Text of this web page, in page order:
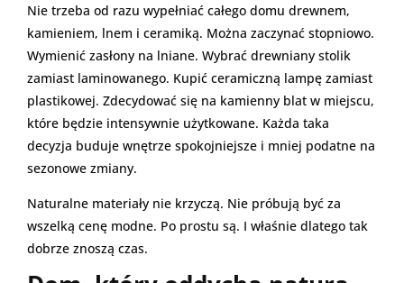
Nie trzeba od razu wypełniać całego domu drewnem,
kamieniem, lnem i ceramiką. Można zaczynać stopniowo.
Wymienić zasłony na lniane. Wybrać drewniany stolik
zamiast laminowanego. Kupić ceramiczną lampę zamiast
plastikowej. Zdecydować się na kamienny blat w miejscu,
które będzie intensywnie użytkowane. Każda taka
decyzja buduje wnętrze spokojniejsze i mniej podatne na
sezonowe zmiany.
Naturalne materiały nie krzyczą. Nie próbują być za
wszelką cenę modne. Po prostu są. I właśnie dlatego tak
dobrze znoszą czas.